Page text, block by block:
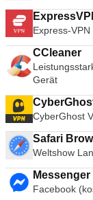
Express-
CCleaner
Gerät
CyberGhost
Safari
Weltshow
Facebook